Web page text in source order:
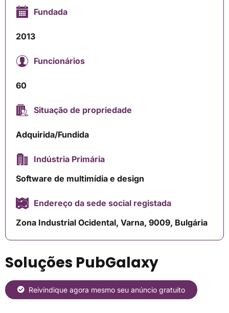
Fundada
2013
Funcionários
60
Situação de propriedade
Adquirida/Fundida
Indústria Primária
Software de multimídia e design
Endereço da sede social registada
Zona Industrial Ocidental, Varna, 9009, Bulgária
Soluções PubGalaxy
Reivindique agora mesmo seu anúncio gratuito